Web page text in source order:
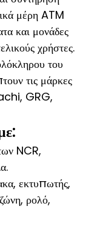
μέρη ATM
και μονάδες
χρήστες.
του
τις μάρκες
GRG,
NCR,
εκτυπωτής,
ρολό,